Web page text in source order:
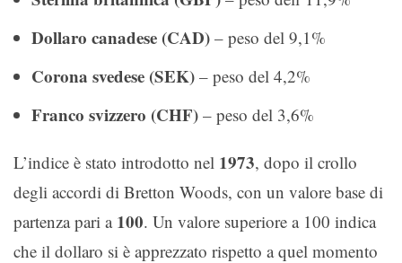
Dollaro canadese (CAD) – peso del 9,1%
Corona svedese (SEK) – peso del 4,2%
Franco svizzero (CHF) – peso del 3,6%
L’indice è stato introdotto nel 1973, dopo il crollo
degli accordi di Bretton Woods, con un valore base di
partenza pari a 100. Un valore superiore a 100 indica
che il dollaro si è apprezzato rispetto a quel momento